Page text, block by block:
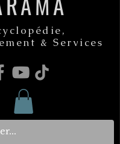
& Services